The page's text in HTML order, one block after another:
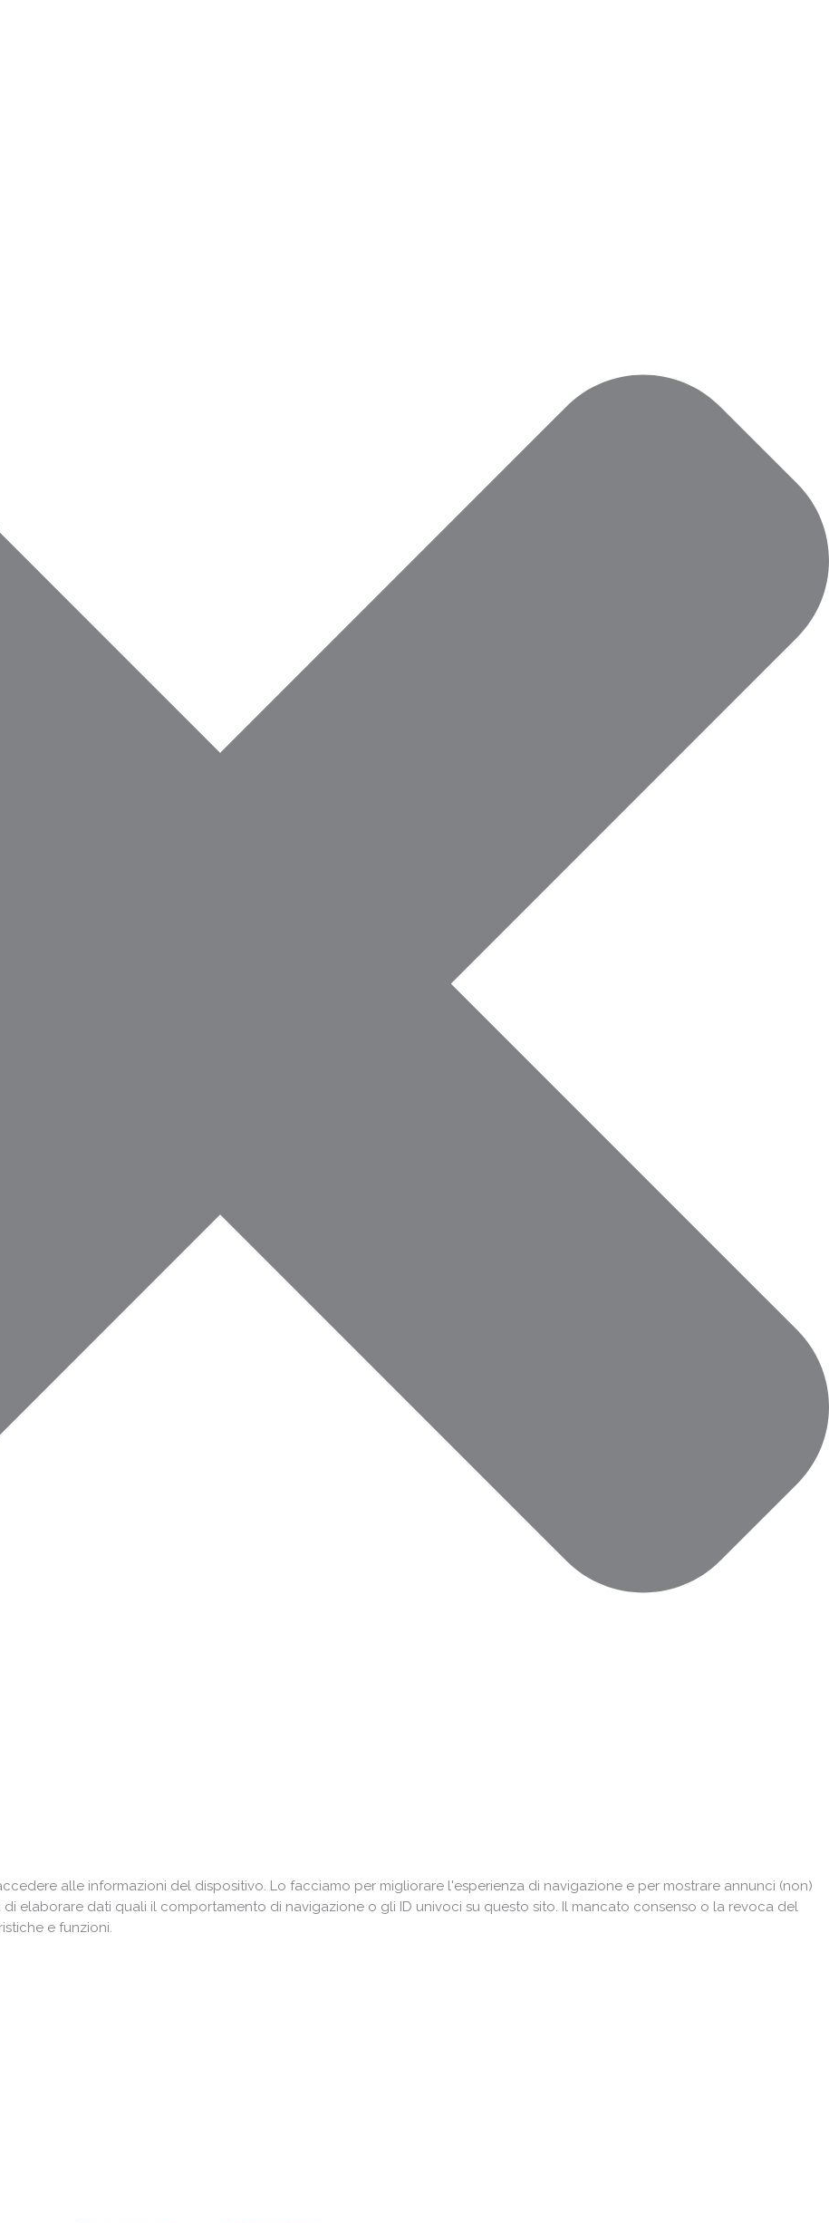
alle informazioni del dispositivo. Lo facciamo per migliorare l'esperienza di navigazione e per mostrare annunci (non)
elaborare dati quali il comportamento di navigazione o gli ID univoci su questo sito. Il mancato consenso o la revoca del
e funzioni.